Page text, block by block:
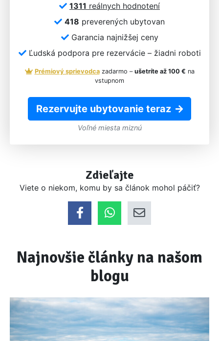
1311 reálnych hodnotení
418 preverených ubytovan
Garancia najnižšej ceny
Ľudská podpora pre rezervácie – žiadni roboti
Prémiový sprievodcazadarmo – ušetríte až 100 € na
vstupnom
Rezervujte ubytovanie teraz
Voľné miesta miznú
Zdieľajte
Viete o niekom, komu by sa článok mohol páčiť?
Najnovšie články na našom
blogu